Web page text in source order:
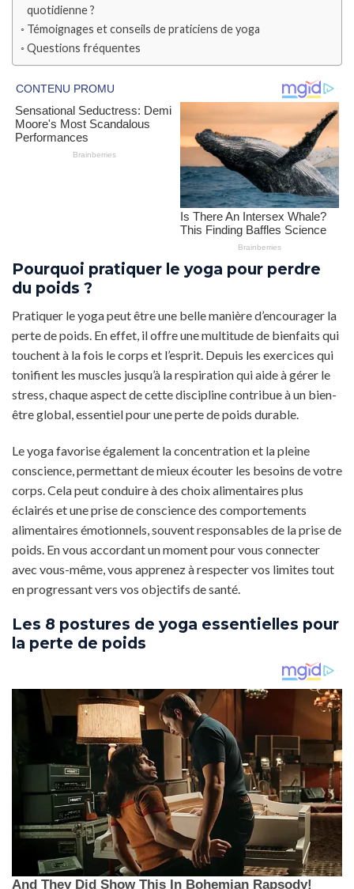
quotidienne ?
Témoignages et conseils de praticiens de yoga
Questions fréquentes
Pourquoi pratiquer le yoga pour perdre
du poids ?
Pratiquer le yoga peut être une belle manière d’encourager la
perte de poids. En effet, il offre une multitude de bienfaits qui
touchent à la fois le corps et l’esprit. Depuis les exercices qui
tonifient les muscles jusqu’à la respiration qui aide à gérer le
stress, chaque aspect de cette discipline contribue à un bien-
être global, essentiel pour une perte de poids durable.
Le yoga favorise également la concentration et la pleine
conscience, permettant de mieux écouter les besoins de votre
corps. Cela peut conduire à des choix alimentaires plus
éclairés et une prise de conscience des comportements
alimentaires émotionnels, souvent responsables de la prise de
poids. En vous accordant un moment pour vous connecter
avec vous-même, vous apprenez à respecter vos limites tout
en progressant vers vos objectifs de santé.
Les 8 postures de yoga essentielles pour
la perte de poids